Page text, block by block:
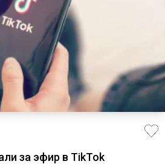
за эфир в TikTok